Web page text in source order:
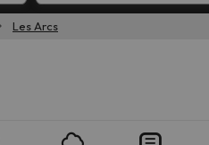
Les Arcs